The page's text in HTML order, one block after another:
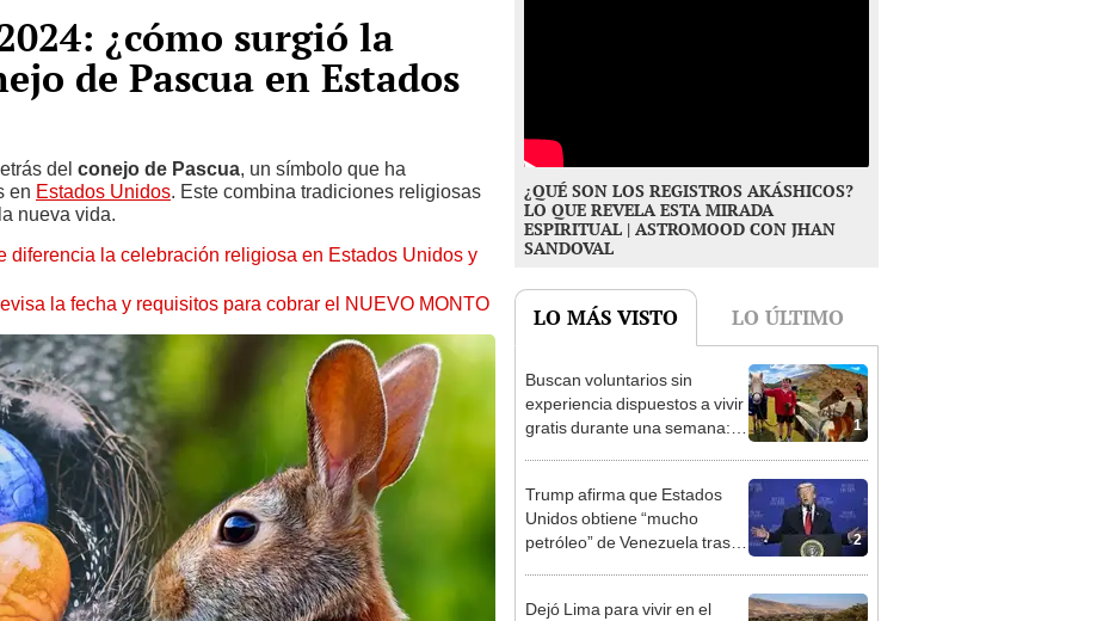
¿cómo surgió la
de Pascua en Estados
del conejo de Pascua, un símbolo que ha
en Estados Unidos. Este combina tradiciones religiosas
nueva vida.
diferencia la celebración religiosa en Estados Unidos y
la fecha y requisitos para cobrar el NUEVO MONTO
¿QUÉ SON LOS REGISTROS AKÁSHICOS?
LO QUE REVELA ESTA MIRADA
ESPIRITUAL | ASTROMOOD CON JHAN
SANDOVAL
LO MÁS VISTO LO ÚLTIMO
1
Buscan voluntarios sin
experiencia dispuestos a vivir
gratis durante una semana:
un refugio por 2 horas
2
Trump afirma que Estados
Unidos obtiene “mucho
petróleo” de Venezuela tras la
Dejó Lima para vivir en el